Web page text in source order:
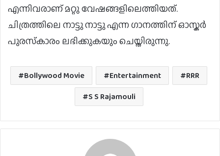
എന്നിവരാണ് മറ്റു വേഷങ്ങളിലെത്തിയത്.
ചിത്രത്തിലെ നാട്ടു നാട്ടു എന്ന ഗാനത്തിന് ഓസ്കർ
പുരസ്‌കാരം ലഭിക്കുകയും ചെയ്തിരുന്നു.
Bollywood Movie Entertainment
RRR
S S Rajamouli